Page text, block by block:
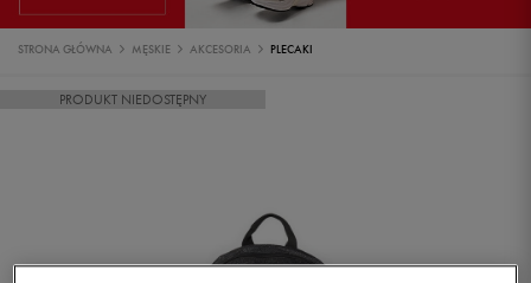
STRONA GŁÓWNA MĘSKIE AKCESORIA PLECAKI
PRODUKT NIEDOSTĘPNY